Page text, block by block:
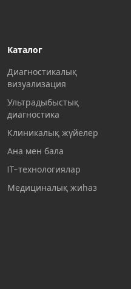
Каталог
Диагностикалық
визуализация
Ультрадыбыстық
диагностика
Клиникалық жүйелер
Ана мен бала
IT-технологиялар
Медициналық жиһаз